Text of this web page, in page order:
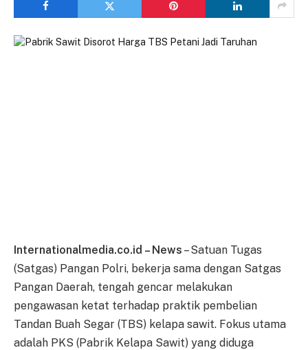
Internationalmedia.co.id – News – Satuan Tugas
(Satgas) Pangan Polri, bekerja sama dengan Satgas
Pangan Daerah, tengah gencar melakukan
pengawasan ketat terhadap praktik pembelian
Tandan Buah Segar (TBS) kelapa sawit. Fokus utama
adalah PKS (Pabrik Kelapa Sawit) yang diduga